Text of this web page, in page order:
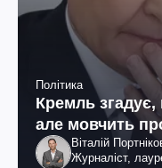
Політика
Кремль
але мовчить
Віталій
Журналіст,